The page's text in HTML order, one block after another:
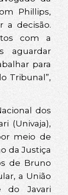
Phillips,
a decisão.
com a
aguardar
para
Tribunal”,
dos
(Univaja),
meio de
da Justiça
de Bruno
a União
do Javari